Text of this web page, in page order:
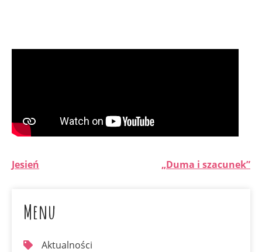
Jesień „Duma i szacunek”
Menu
Aktualności